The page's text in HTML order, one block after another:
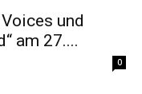
und
am 27....
0